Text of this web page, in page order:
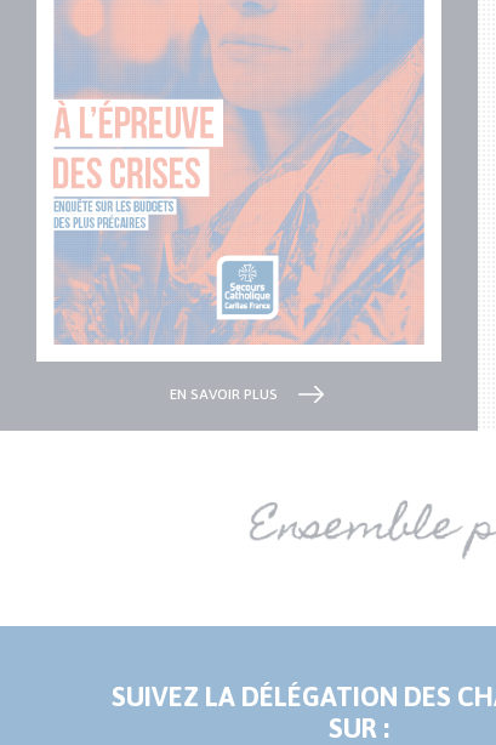
EN SAVOIR PLUS
INDISPENSABLE POUR CONSERVER
SON EMPLOI
L'appel de Michèle
important, Michèle qui est très appréciée de son
desquelles elle intervient, doit impérativement
véhicule pour conserver son emploi.
JE CONTRIBUE
SUIVEZ LA DÉLÉGATION DES
SUR :